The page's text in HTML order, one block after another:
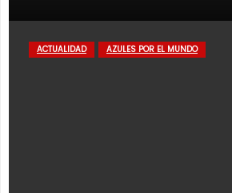
ACTUALIDAD AZULES POR EL MUNDO